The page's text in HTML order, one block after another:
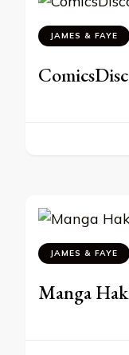
JAMES & FAYE
JAMES & FAYE
Manga